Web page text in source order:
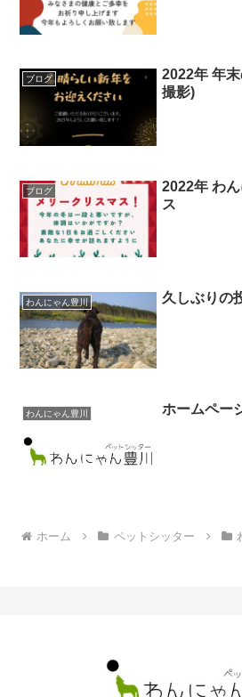
ブログ
2022年 年
撮影)
ブログ
2022年 わ
ス
わんにゃん豊川 久しぶりの
わんにゃん豊川 ホームペー
ホーム ペットシッター